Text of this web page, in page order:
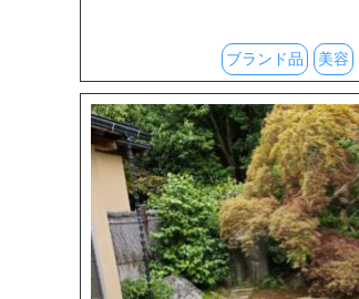
ブランド品 美容